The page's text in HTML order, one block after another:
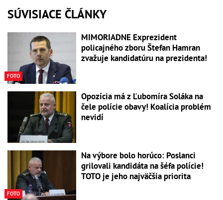
SÚVISIACE ČLÁNKY
FOTO
MIMORIADNE Exprezident
policajného zboru Štefan Hamran
zvažuje kandidatúru na prezidenta!
Opozícia má z Ľubomíra Soláka na
čele polície obavy! Koalícia problém
nevidí
FOTO
Na výbore bolo horúco: Poslanci
grilovali kandidáta na šéfa polície!
TOTO je jeho najväčšia priorita